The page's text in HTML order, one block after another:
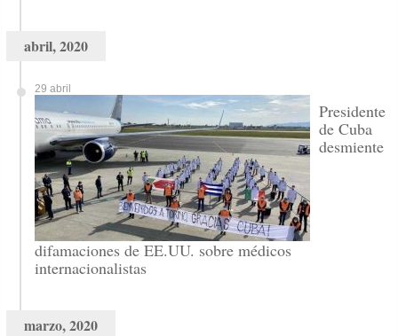
abril, 2020
29 abril
Presidente
de Cuba
desmiente
difamaciones de EE.UU. sobre médicos
internacionalistas
marzo, 2020